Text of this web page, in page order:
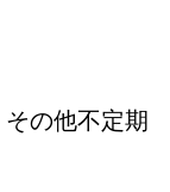
の他不定期